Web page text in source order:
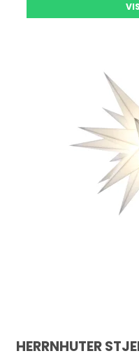
HERRNHUTER